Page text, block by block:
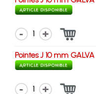
1
Pointes J 10 mm GALVA
1